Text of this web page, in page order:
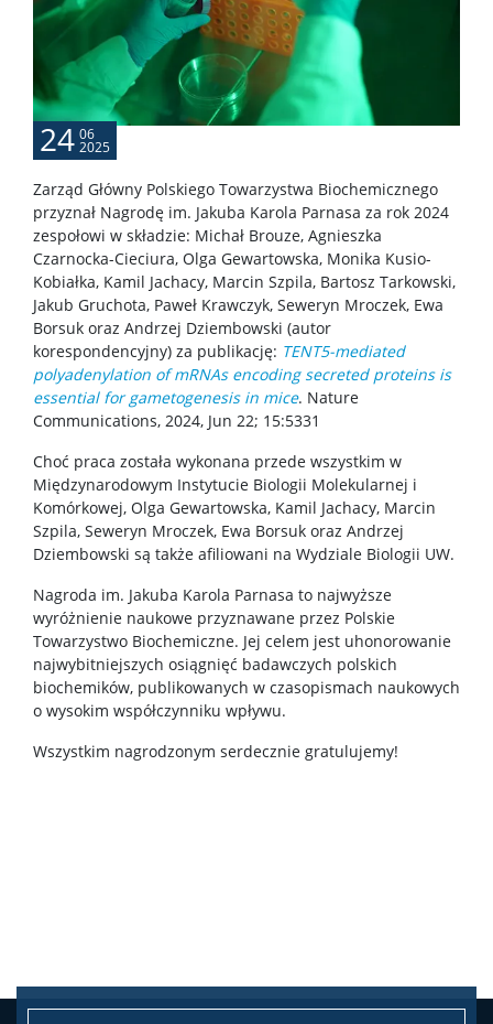
Intranet
Szkolenia
USOS
SAP
APD
BUW
NAUKA
Projekty
Publikacje i patenty
Nagrody i wyróżnienia
Konferencje
Stopnie i tytuły
24 06
2025
Zarząd Główny Polskiego Towarzystwa Biochemicznego
przyznał Nagrodę im. Jakuba Karola Parnasa za rok 2024
zespołowi w składzie: Michał Brouze, Agnieszka
Czarnocka-Cieciura, Olga Gewartowska, Monika Kusio-
Kobiałka, Kamil Jachacy, Marcin Szpila, Bartosz Tarkowski,
Jakub Gruchota, Paweł Krawczyk, Seweryn Mroczek, Ewa
Borsuk oraz Andrzej Dziembowski (autor
korespondencyjny) za publikację: TENT5-mediated
polyadenylation of mRNAs encoding secreted proteins is
essential for gametogenesis in mice. Nature
Communications, 2024, Jun 22; 15:5331
Choć praca została wykonana przede wszystkim w
Międzynarodowym Instytucie Biologii Molekularnej i
Komórkowej, Olga Gewartowska, Kamil Jachacy, Marcin
Szpila, Seweryn Mroczek, Ewa Borsuk oraz Andrzej
Dziembowski są także afiliowani na Wydziale Biologii UW.
Nagroda im. Jakuba Karola Parnasa to najwyższe
wyróżnienie naukowe przyznawane przez Polskie
Towarzystwo Biochemiczne. Jej celem jest uhonorowanie
najwybitniejszych osiągnięć badawczych polskich
biochemików, publikowanych w czasopismach naukowych
o wysokim współczynniku wpływu.
Wszystkim nagrodzonym serdecznie gratulujemy!